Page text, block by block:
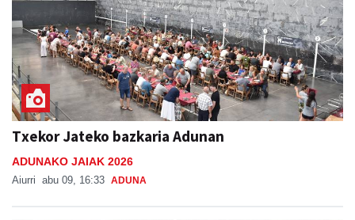
Txekor Jateko bazkaria Adunan
ADUNAKO JAIAK 2026
Aiurri abu 09, 16:33 ADUNA